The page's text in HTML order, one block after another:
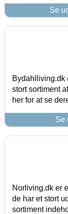
Se
Bydahlliving.dk
stort sortiment
her for at se
Se
Norliving.dk er
de har et stort
sortiment